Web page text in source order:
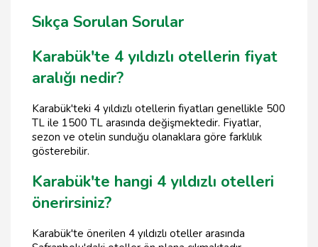
Sıkça Sorulan Sorular
Karabük'te 4 yıldızlı otellerin fiyat
aralığı nedir?
Karabük'teki 4 yıldızlı otellerin fiyatları genellikle 500
TL ile 1500 TL arasında değişmektedir. Fiyatlar,
sezon ve otelin sunduğu olanaklara göre farklılık
gösterebilir.
Karabük'te hangi 4 yıldızlı otelleri
önerirsiniz?
Karabük'te önerilen 4 yıldızlı oteller arasında